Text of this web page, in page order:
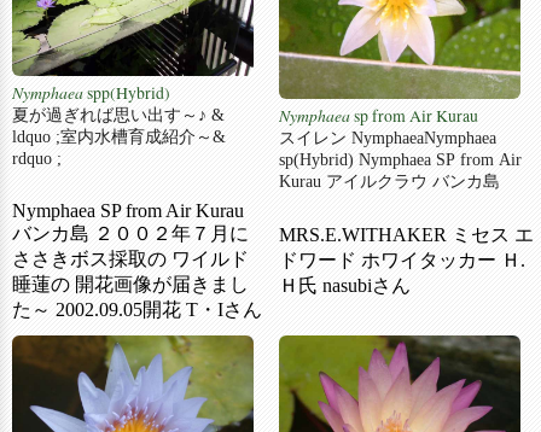
Nymphaeaspp(Hybrid)
夏が過ぎれば思い出す～♪ &
ldquo ;室内水槽育成紹介～&
rdquo ;
Nymphaea SP from Air Kurau
バンカ島 ２００２年７月に
ささきボス採取の ワイルド
睡蓮の 開花画像が届きまし
た～ 2002.09.05開花 T・Iさん
Nymphaeasp from Air Kurau
スイレン NymphaeaNymphaea
sp(Hybrid) Nymphaea SP from Air
Kurau アイルクラウ バンカ島
MRS.E.WITHAKER ミセス エ
ドワード ホワイタッカー Ｈ.
Ｈ氏 nasubiさん